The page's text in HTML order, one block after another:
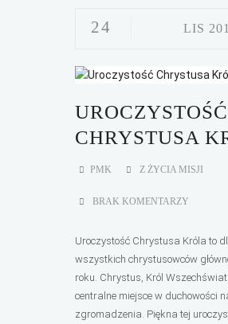
24 LIS
UROCZYSTOŚĆ
CHRYSTUSA
PMK Z ŻYCIA MISJI
BRAK KOMENTARZY
Uroczystość Chrystusa Króla to
wszystkich chrystusowców
roku. Chrystus, Król
centralne miejsce w duchowości
zgromadzenia. Piękna tej